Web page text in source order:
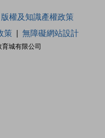
城有限公司
版權及知識產權政策
策 無障礙網站設計